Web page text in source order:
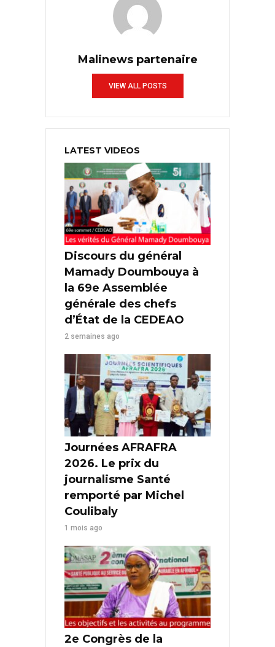
Malinews partenaire
VIEW ALL POSTS
LATEST VIDEOS
Discours du général
Mamady Doumbouya à
la 69e Assemblée
générale des chefs
d’État de la CEDEAO
2 semaines ago
Journées AFRAFRA
2026. Le prix du
journalisme Santé
remporté par Michel
Coulibaly
1 mois ago
2e Congrès de la